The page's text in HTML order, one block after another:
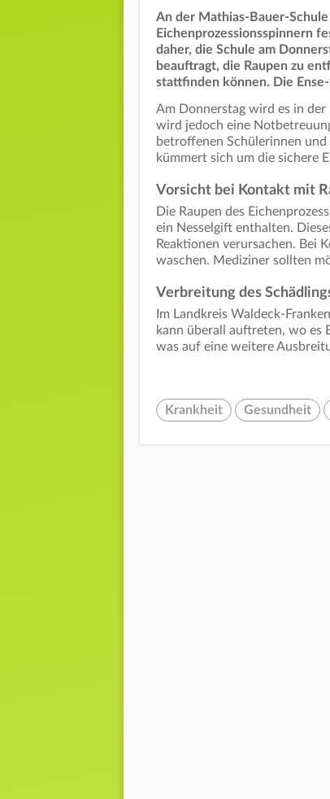
An der Mathias-Bauer-
Eichenprozessionsspinnern
daher, die Schule am
beauftragt, die Raupen zu
stattfinden können. Die
Am Donnerstag wird es in
wird jedoch eine
betroffenen Schülerinnen
kümmert sich um die sichere
Vorsicht bei Kontakt mit
Die Raupen des
ein Nesselgift enthalten.
Reaktionen verursachen. Bei
waschen. Mediziner sollten
Verbreitung des
Im Landkreis Waldeck-
kann überall auftreten, wo es
was auf eine weitere
Krankheit Gesundheit